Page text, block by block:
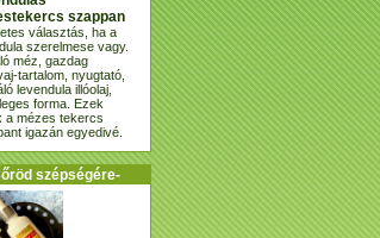
szappan
választás, ha a
szerelmese vagy.
méz, gazdag
tartalom, nyugtató,
levendula illóolaj,
forma. Ezek
a mézes tekercs
igazán egyedivé.
szépségére-